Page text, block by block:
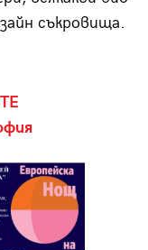
съкровища.